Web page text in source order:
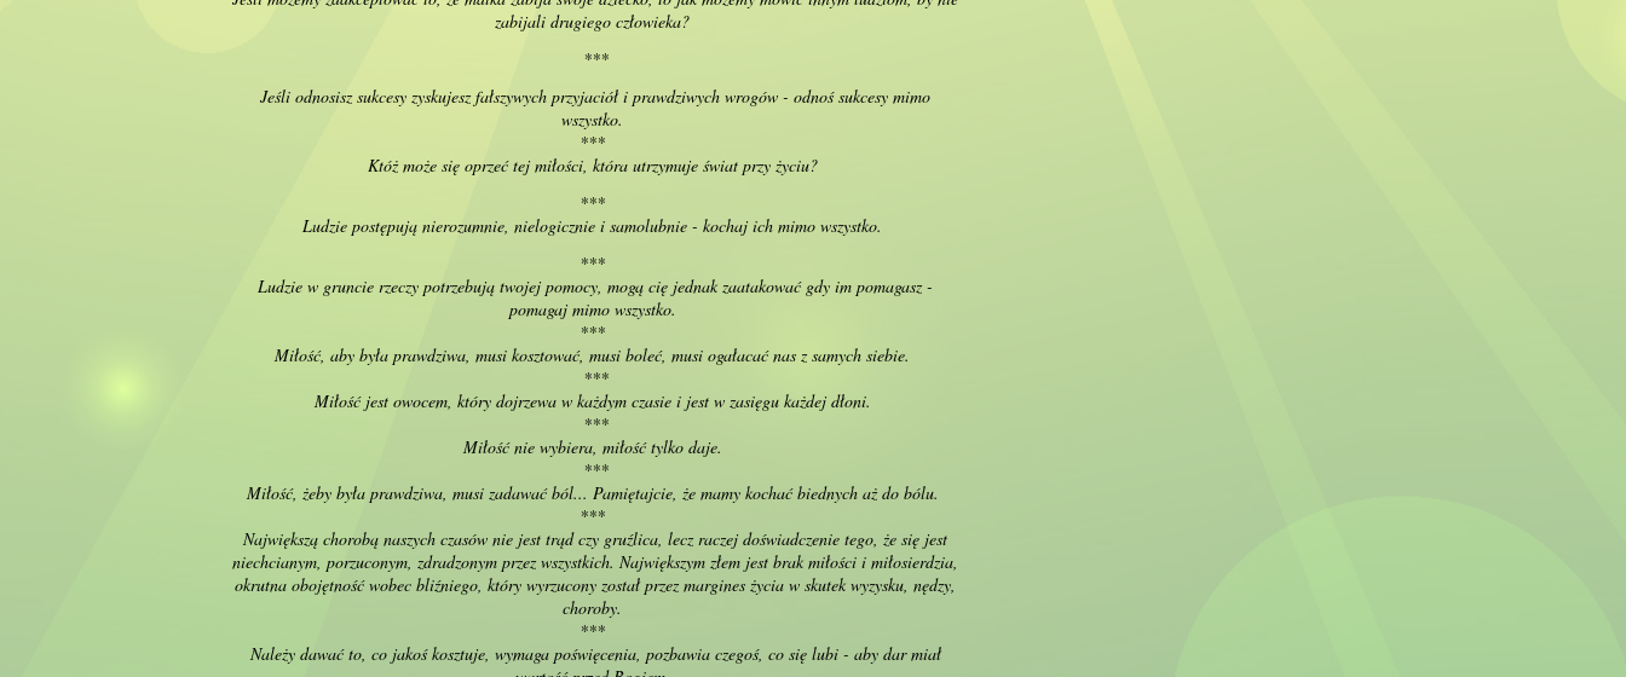
zabijali drugiego człowieka?
***
Jeśli odnosisz sukcesy zyskujesz fałszywych przyjaciół i prawdziwych wrogów - odnoś sukcesy mimo
wszystko.
***
Któż może się oprzeć tej miłości, która utrzymuje świat przy życiu?
***
Ludzie postępują nierozumnie, nielogicznie i samolubnie - kochaj ich mimo wszystko.
***
Ludzie w gruncie rzeczy potrzebują twojej pomocy, mogą cię jednak zaatakować gdy im pomagasz -
pomagaj mimo wszystko.
***
Miłość, aby była prawdziwa, musi kosztować, musi boleć, musi ogałacać nas z samych siebie.
***
Miłość jest owocem, który dojrzewa w każdym czasie i jest w zasięgu każdej dłoni.
***
Miłość nie wybiera, miłość tylko daje.
***
Miłość, żeby była prawdziwa, musi zadawać ból... Pamiętajcie, że mamy kochać biednych aż do bólu.
***
Największą chorobą naszych czasów nie jest trąd czy gruźlica, lecz raczej doświadczenie tego, że się jest
niechcianym, porzuconym, zdradzonym przez wszystkich. Największym złem jest brak miłości i miłosierdzia,
okrutna obojętność wobec bliźniego, który wyrzucony został przez margines życia w skutek wyzysku, nędzy,
choroby.
***
Należy dawać to, co jakoś kosztuje, wymaga poświęcenia, pozbawia czegoś, co się lubi - aby dar miał